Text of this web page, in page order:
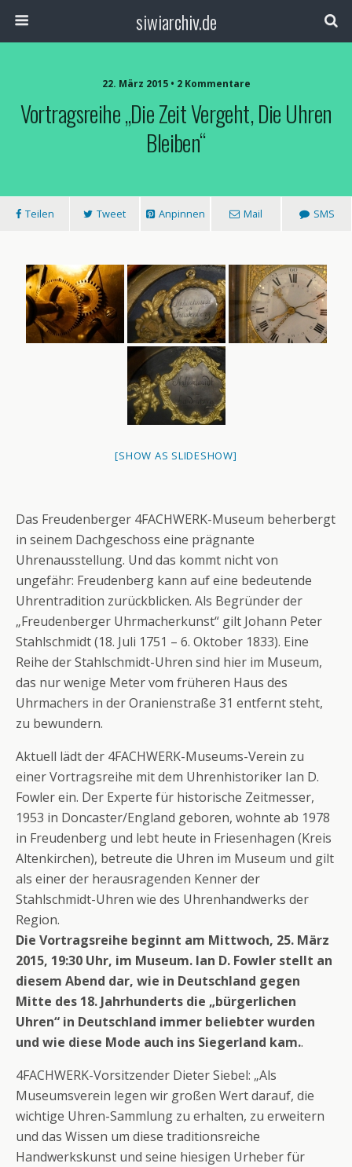
siwiarchiv.de
22. März 2015 • 2 Kommentare
Vortragsreihe „Die Zeit Vergeht, Die Uhren
Bleiben“
Teilen Tweet Anpinnen Mail SMS
[SHOW AS SLIDESHOW]
Das Freudenberger 4FACHWERK-Museum beherbergt
in seinem Dachgeschoss eine prägnante
Uhrenausstellung. Und das kommt nicht von
ungefähr: Freudenberg kann auf eine bedeutende
Uhrentradition zurückblicken. Als Begründer der
„Freudenberger Uhrmacherkunst“ gilt Johann Peter
Stahlschmidt (18. Juli 1751 – 6. Oktober 1833). Eine
Reihe der Stahlschmidt-Uhren sind hier im Museum,
das nur wenige Meter vom früheren Haus des
Uhrmachers in der Oranienstraße 31 entfernt steht,
zu bewundern.
Aktuell lädt der 4FACHWERK-Museums-Verein zu
einer Vortragsreihe mit dem Uhrenhistoriker Ian D.
Fowler ein. Der Experte für historische Zeitmesser,
1953 in Doncaster/England geboren, wohnte ab 1978
in Freudenberg und lebt heute in Friesenhagen (Kreis
Altenkirchen), betreute die Uhren im Museum und gilt
als einer der herausragenden Kenner der
Stahlschmidt-Uhren wie des Uhrenhandwerks der
Region.
Die Vortragsreihe beginnt am Mittwoch, 25. März
2015, 19:30 Uhr, im Museum. Ian D. Fowler stellt an
diesem Abend dar, wie in Deutschland gegen
Mitte des 18. Jahrhunderts die „bürgerlichen
Uhren“ in Deutschland immer beliebter wurden
und wie diese Mode auch ins Siegerland kam..
4FACHWERK-Vorsitzender Dieter Siebel: „Als
Museumsverein legen wir großen Wert darauf, die
wichtige Uhren-Sammlung zu erhalten, zu erweitern
und das Wissen um diese traditionsreiche
Handwerkskunst und seine hiesigen Urheber für